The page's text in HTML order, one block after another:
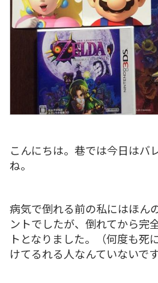
こんにちは。巷では今日はバ
ね。
病気で倒れる前の私にはほん
ントでしたが、倒れてから完
トとなりました。（何度も死
けてるれる人なんていないで